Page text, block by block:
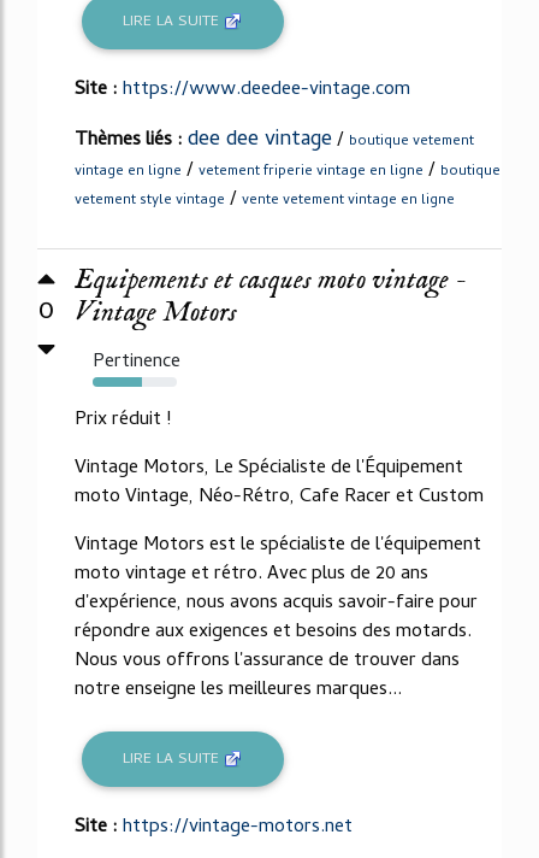
LIRE LA SUITE
Site :https://www.deedee-vintage.com
Thèmes liés :dee dee vintage/ boutique vetement
vintage en ligne / vetement friperie vintage en ligne / boutique
vetement style vintage / vente vetement vintage en ligne
0
Equipements et casques moto vintage -
Vintage Motors
Pertinence
59%
Prix réduit !
Vintage Motors, Le Spécialiste de l'Équipement
moto Vintage, Néo-Rétro, Cafe Racer et Custom
Vintage Motors est le spécialiste de l'équipement
moto vintage et rétro. Avec plus de 20 ans
d'expérience, nous avons acquis savoir-faire pour
répondre aux exigences et besoins des motards.
Nous vous offrons l'assurance de trouver dans
notre enseigne les meilleures marques...
LIRE LA SUITE
Site :https://vintage-motors.net